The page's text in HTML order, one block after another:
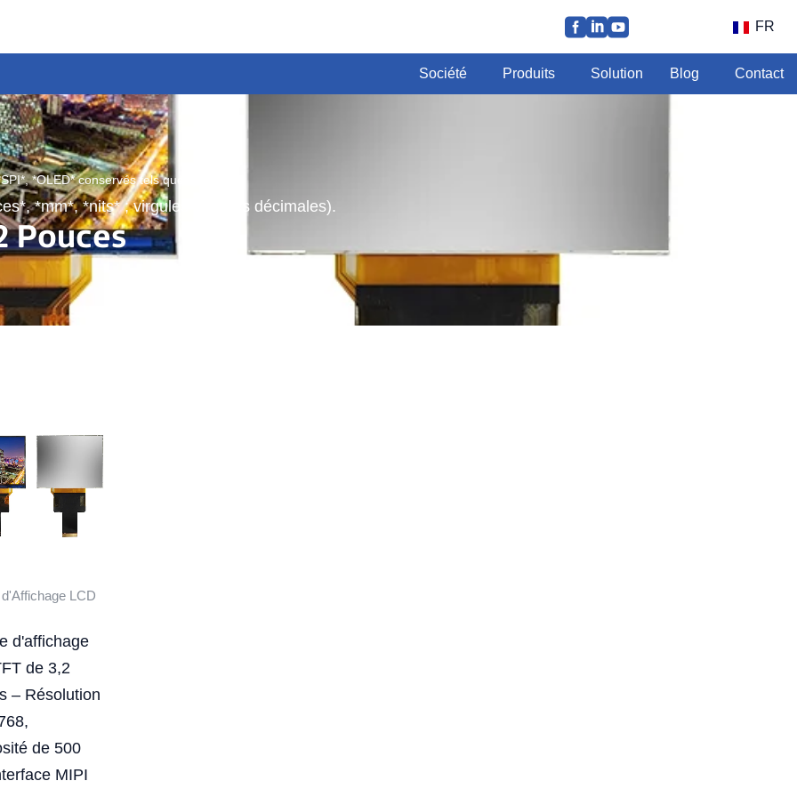
FR
Société Produits Solution Blog Contact
*OLED* conservés tels quels).
*mm*, *nits* ; virgules pour les décimales).
Pouces
LCD
d'affichage
de 3,2
– Résolution
de 500
MIPI